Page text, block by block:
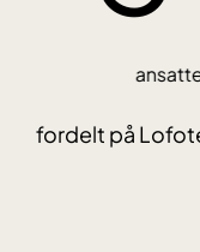
fordelt på